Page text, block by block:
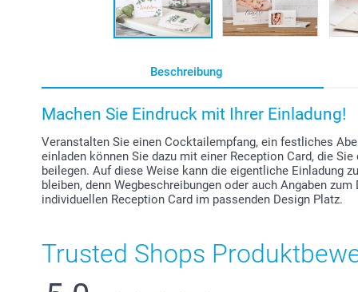
Beschreibung
Machen Sie Eindruck mit Ihrer Einladung!
Veranstalten Sie einen Cocktailempfang, ein festliches
einladen können Sie dazu mit einer Reception Card, die
beilegen. Auf diese Weise kann die eigentliche Einladung
bleiben, denn Wegbeschreibungen oder auch Angaben
individuellen Reception Card im passenden Design Platz.
Trusted Shops